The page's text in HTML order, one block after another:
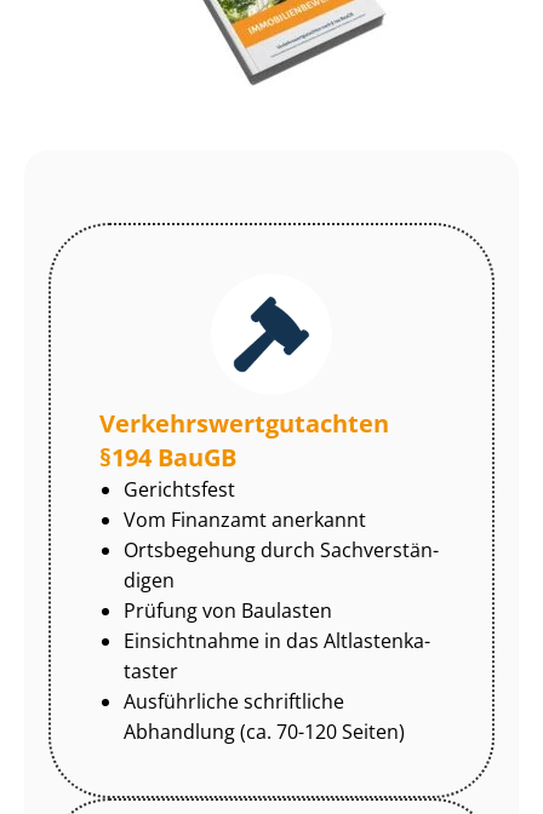
Ver­kehrs­wert­gut­ach­ten
§194 BauGB
Gerichtsfest
Vom Finanzamt anerkannt
Ortsbegehung durch Sach­ver­stän­
di­gen
Prüfung von Baulasten
Einsichtnahme in das Alt­las­ten­ka­
tas­ter
Ausführliche schriftliche
Abhandlung (ca. 70-120 Seiten)